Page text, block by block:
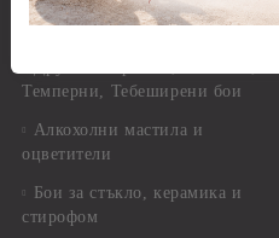
Антични бои
Темперни, Тебеширени бои
Алкохолни мастила и
оцветители
Бои за стъкло, керамика и
стирофом